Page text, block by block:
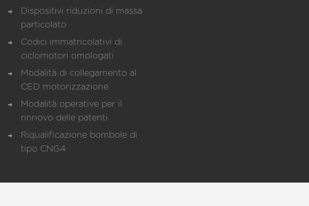
Dispositivi riduzioni di massa
particolato
Codici immatricolativi di
ciclomotori omologati
Modalità di collegamento al
CED motorizzazione
Modalità operative per il
rinnovo delle patenti
Riqualificazione bombole di
tipo CNG4